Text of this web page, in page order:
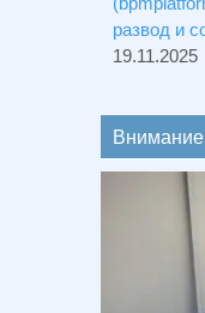
развод и
19.11.2025